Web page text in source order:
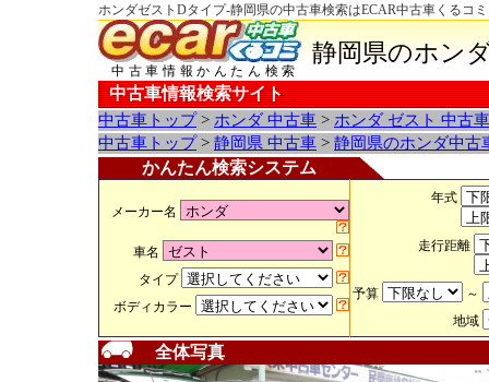
ホンダゼストDタイプ-静岡県の中古車検索はECAR中古車くるコミ
中古車情報かんたん検索
静岡県のホン
中古車情報検索サイト
中古車トップ> ホンダ 中古車 > ホンダ ゼスト 中古
中古車トップ> 静岡県 中古車 > 静岡県のホンダ中古
かんたん検索システム
メーカー名
車名
タイプ
ボディカラー
年式
走行距離
予算
～
地域
全体写真